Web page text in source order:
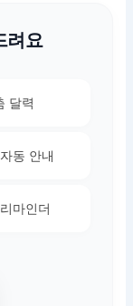
려요
달력
동 안내
마인더